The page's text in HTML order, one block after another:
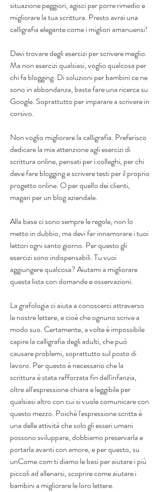
situazione peggiori, agisci per porre rimedio e
migliorare la tua scrittura. Presto avrai una
calligrafia elegante come i migliori amanuensi!
Devi trovare degli esercizi per scrivere meglio.
Ma non esercizi qualsiasi, voglio qualcosa per
chi fa blogging. Di soluzioni per bambini ce ne
sono in abbondanza, basta fare una ricerca su
Google. Soprattutto per imparare a scrivere in
corsivo.
Non voglio migliorare la calligrafia. Preferisco
dedicare la mia attenzione agli esercizi di
scrittura online, pensati per i colleghi, per chi
deve fare blogging e scrivere testi per il proprio
progetto online. O per quello dei clienti,
magari per un blog aziendale.
Alla base ci sono sempre le regole, non lo
metto in dubbio, ma devi far innamorare i tuoi
lettori ogni santo giorno. Per questo gli
esercizi sono indispensabili. Tu vuoi
aggiungere qualcosa? Aiutami a migliorare
questa lista con domande e osservazioni.
La grafologia ci aiuta a conoscerci attraverso
le nostre lettere, e cioè che ognuno scrive a
modo suo. Certamente, a volte è impossibile
capire la calligrafia degli adulti, che può
causare problemi, soprattutto sul posto di
lavoro. Per questo è necessario che la
scrittura è stata rafforzata fin dall'infanzia,
oltre all'espressione chiara e leggibile per
qualsiasi altro con cui si vuole comunicare con
questo mezzo. Poiché l'espressione scritta è
una delle attività che solo gli esseri umani
possono sviluppare, dobbiamo preservarla e
portarla avanti con amore, e per questo, su
unCome.com ti diamo le basi per aiutare i più
piccoli ad allenarsi, scoprire come aiutare i
bambini a migliorare le loro lettere.